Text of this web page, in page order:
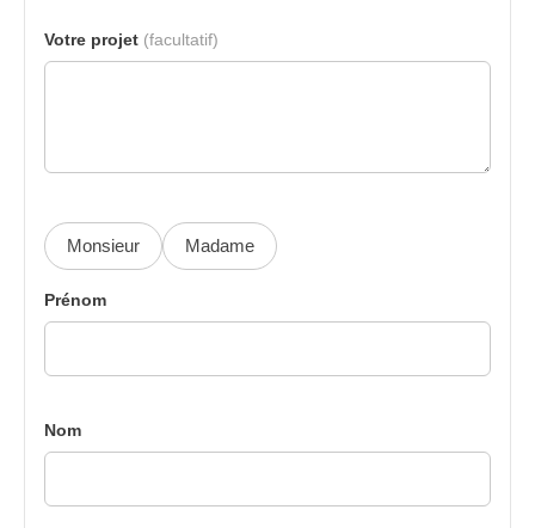
Votre projet (facultatif)
Monsieur Madame
Prénom
Nom